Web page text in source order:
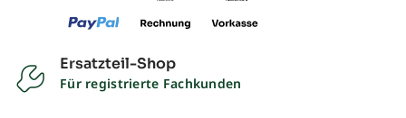
Ersatzteil-Shop
Für registrierte Fachkunden